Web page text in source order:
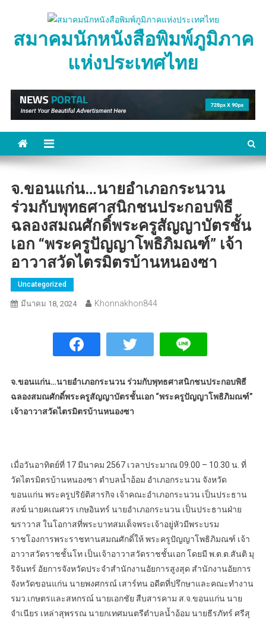
contentสมาคมนักหนังสือพิมพ์ภูมิภาค
แห่งประเทศไทย
จ.ขอนแก่น…นายอำเภอกระนวน
ร่วมกับพุทธศาสนิกชนประกอบพิธี
ฉลองสมณศักดิ์พระครูสัญญาบัตรชั้น
เอก “พระครูปัญญาโพธิภิมณฑ์” เจ้า
อาวาสวัดไตรมิตรบ้านหนองซา
Uncategorized
มีนาคม 18, 2024 Khonnakhon844
จ.ขอนแก่น…นายอำเภอกระนวน ร่วมกับพุทธศาสนิกชนประกอบพิธี
ฉลองสมณศักดิ์พระครูสัญญาบัตรชั้นเอก “พระครูปัญญาโพธิภิมณฑ์”
เจ้าอาวาสวัดไตรมิตรบ้านหนองซา
เมื่อวันอาทิตย์ที่ 17 มีนาคม 2567 เวลาประมาณ 09.00 – 10.30 น. ที่
วัดไตรมิตรบ้านหนองซา ตำบลน้ำอ้อม อำเภอกระนวน จังหวัด
ขอนแก่น พระครูปริยัติสารกิจ เจ้าคณะอำเภอกระนวน เป็นประธาน
สงฆ์ นายคเณศวร เกษอินทร์ นายอำเภอกระนวน เป็นประธานฝ่าย
ฆราวาส ในโอกาสที่พระบาทสมเด็จพระเจ้าอยู่หัวมีพระบรม
ราชโองการพระราชทานสมณศักดิ์ให้ พระครูปัญญาโพธิภิมณฑ์ เจ้า
อาวาสวัดราชชั้นโท เป็นเจ้าอาวาสวัดราชชั้นเอก โดยมี พ.ต.ต.สันติ มุ
ริจันทร์ อัยการจังหวัดประจำสำนักงานอัยการสูงสุด สำนักงานอัยการ
จังหวัดขอนแก่น นายพงศกรณ์ เสาร์ทน อดีตที่ปรึกษาและคณะทำงาน
รมว.เกษตรและสหกรณ์ นายเอกชัย สืบสารคาม ส.จ.ขอนแก่น นาย
จำเนียร เหล่าสุพรรณ นายกเทศมนตรีตำบลน้ำอ้อม นายธีรภัทร์ ศรีสุ